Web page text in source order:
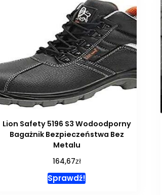
Lion Safety 5196 S3 Wodoodporny
Bagażnik Bezpieczeństwa Bez
Metalu
164,67zł
Sprawdź!